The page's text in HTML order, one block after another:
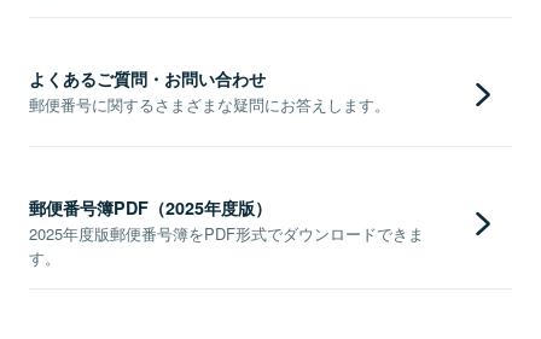
よくあるご質問・お問い合わせ
郵便番号に関するさまざまな疑問にお答えします。
郵便番号簿PDF（2025年度版）
2025年度版郵便番号簿をPDF形式でダウンロードできま
す。